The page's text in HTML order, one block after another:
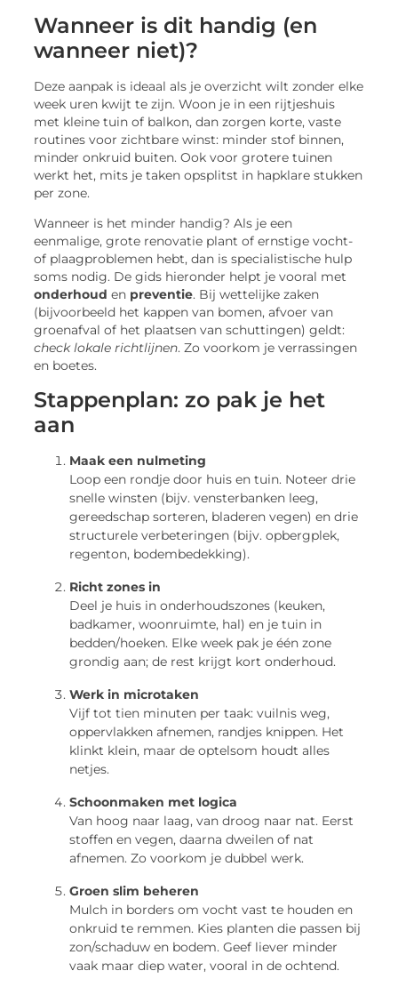
Wanneer is dit handig (en
wanneer niet)?
Deze aanpak is ideaal als je overzicht wilt zonder elke
week uren kwijt te zijn. Woon je in een rijtjeshuis
met kleine tuin of balkon, dan zorgen korte, vaste
routines voor zichtbare winst: minder stof binnen,
minder onkruid buiten. Ook voor grotere tuinen
werkt het, mits je taken opsplitst in hapklare stukken
per zone.
Wanneer is het minder handig? Als je een
eenmalige, grote renovatie plant of ernstige vocht-
of plaagproblemen hebt, dan is specialistische hulp
soms nodig. De gids hieronder helpt je vooral met
onderhoud en preventie. Bij wettelijke zaken
(bijvoorbeeld het kappen van bomen, afvoer van
groenafval of het plaatsen van schuttingen) geldt:
check lokale richtlijnen. Zo voorkom je verrassingen
en boetes.
Stappenplan: zo pak je het
aan
Maak een nulmeting
Loop een rondje door huis en tuin. Noteer drie
snelle winsten (bijv. vensterbanken leeg,
gereedschap sorteren, bladeren vegen) en drie
structurele verbeteringen (bijv. opbergplek,
regenton, bodembedekking).
Richt zones in
Deel je huis in onderhoudszones (keuken,
badkamer, woonruimte, hal) en je tuin in
bedden/hoeken. Elke week pak je één zone
grondig aan; de rest krijgt kort onderhoud.
Werk in microtaken
Vijf tot tien minuten per taak: vuilnis weg,
oppervlakken afnemen, randjes knippen. Het
klinkt klein, maar de optelsom houdt alles
netjes.
Schoonmaken met logica
Van hoog naar laag, van droog naar nat. Eerst
stoffen en vegen, daarna dweilen of nat
afnemen. Zo voorkom je dubbel werk.
Groen slim beheren
Mulch in borders om vocht vast te houden en
onkruid te remmen. Kies planten die passen bij
zon/schaduw en bodem. Geef liever minder
vaak maar diep water, vooral in de ochtend.